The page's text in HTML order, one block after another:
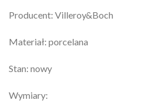
Producent: Villeroy&Boch
Materiał: porcelana
Stan: nowy
Wymiary: